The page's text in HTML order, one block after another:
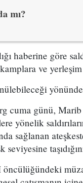
mı?
haberine göre
ve
cuma günü,
yönelik
sağlanan